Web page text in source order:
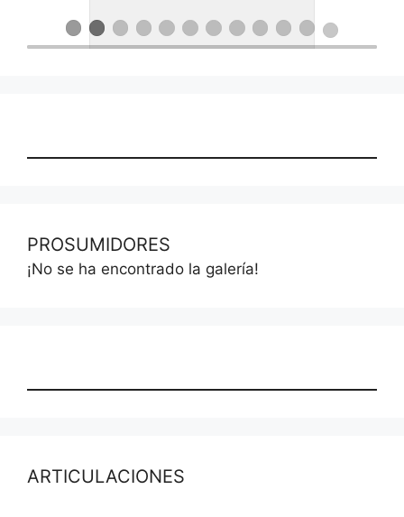
PROSUMIDORES
¡No se ha encontrado la galería!
ARTICULACIONES